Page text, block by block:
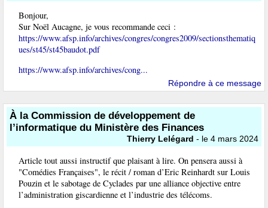
Bonjour,
Sur Noël Aucagne, je vous recommande ceci :
https://www.afsp.info/archives/congres/congres2009/sectionsthematiq
ues/st45/st45baudot.pdf
https://www.afsp.info/archives/cong...
Répondre à ce message
À la Commission de développement de
l’informatique du Ministère des Finances
Thierry Lelégard - le 4 mars 2024
Article tout aussi instructif que plaisant à lire. On pensera aussi à
"Comédies Françaises", le récit / roman d’Eric Reinhardt sur Louis
Pouzin et le sabotage de Cyclades par une alliance objective entre
l’administration giscardienne et l’industrie des télécoms.